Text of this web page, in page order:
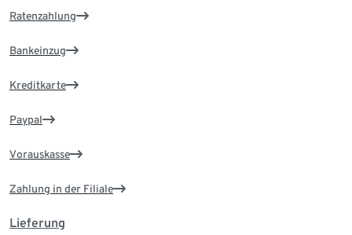
Ratenzahlung
Bankeinzug
Kreditkarte
Paypal
Vorauskasse
Zahlung in der Filiale
Lieferung